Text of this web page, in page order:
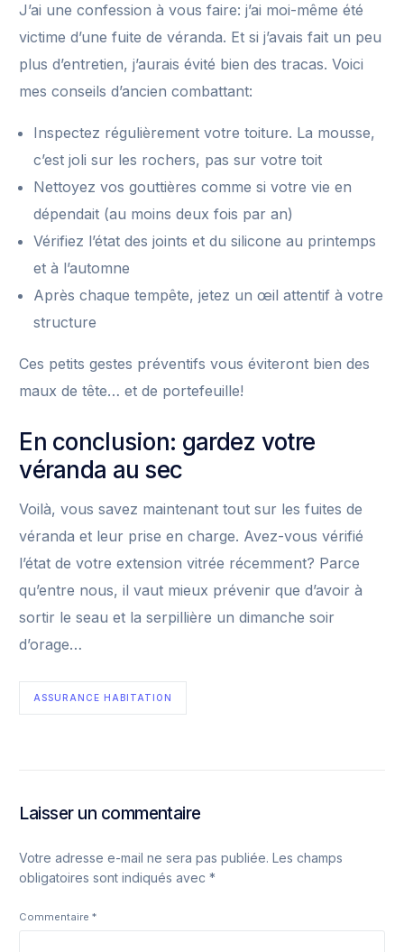
J’ai une confession à vous faire: j’ai moi-même été
victime d’une fuite de véranda. Et si j’avais fait un peu
plus d’entretien, j’aurais évité bien des tracas. Voici
mes conseils d’ancien combattant:
Inspectez régulièrement votre toiture. La mousse,
c’est joli sur les rochers, pas sur votre toit
Nettoyez vos gouttières comme si votre vie en
dépendait (au moins deux fois par an)
Vérifiez l’état des joints et du silicone au printemps
et à l’automne
Après chaque tempête, jetez un œil attentif à votre
structure
Ces petits gestes préventifs vous éviteront bien des
maux de tête… et de portefeuille!
En conclusion: gardez votre
véranda au sec
Voilà, vous savez maintenant tout sur les fuites de
véranda et leur prise en charge. Avez-vous vérifié
l’état de votre extension vitrée récemment? Parce
qu’entre nous, il vaut mieux prévenir que d’avoir à
sortir le seau et la serpillière un dimanche soir
d’orage…
ASSURANCE HABITATION
Laisser un commentaire
Votre adresse e-mail ne sera pas publiée. Les champs
obligatoires sont indiqués avec*
Commentaire*